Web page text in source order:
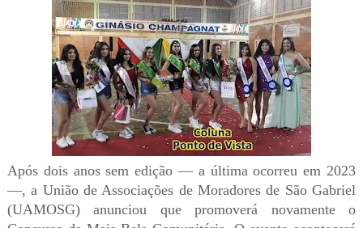
Após dois anos sem edição — a última ocorreu em 2023
—, a União de Associações de Moradores de São Gabriel
(UAMOSG) anunciou que promoverá novamente o